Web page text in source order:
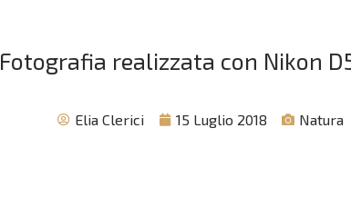
Fotografia realizzata con Nikon
Elia Clerici 15 Luglio 2018 Natura